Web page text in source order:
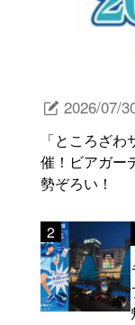
2026/07/
「ところざ
催！ビアガー
勢ぞろい！